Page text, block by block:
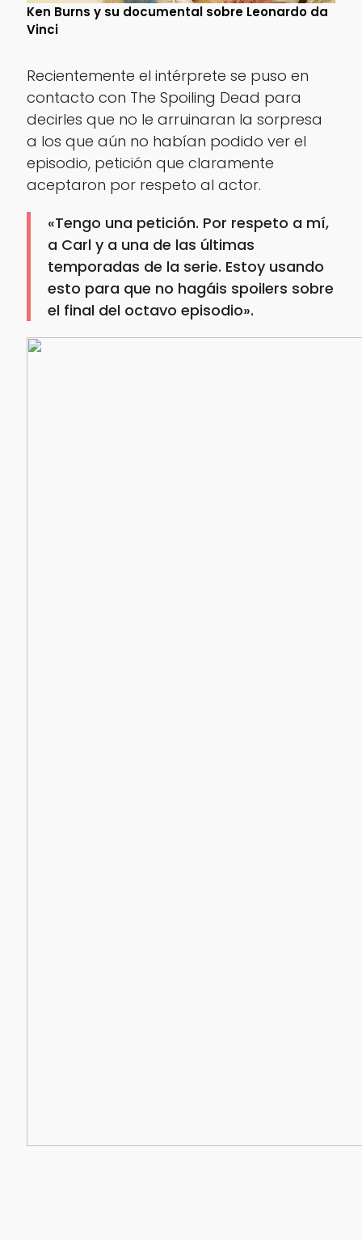
Ken Burns y su documental sobre Leonardo da
Vinci
Recientemente el intérprete se puso en
contacto con The Spoiling Dead para
decirles que no le arruinaran la sorpresa
a los que aún no habían podido ver el
episodio, petición que claramente
aceptaron por respeto al actor.
«Tengo una petición. Por respeto a mí,
a Carl y a una de las últimas
temporadas de la serie. Estoy usando
esto para que no hagáis spoilers sobre
el final del octavo episodio».